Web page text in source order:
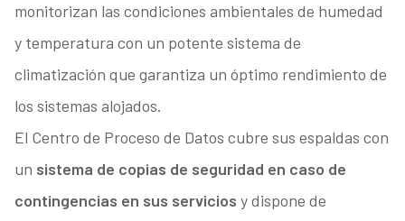
monitorizan las condiciones ambientales de humedad
y temperatura con un potente sistema de
climatización que garantiza un óptimo rendimiento de
los sistemas alojados.
El Centro de Proceso de Datos cubre sus espaldas con
un sistema de copias de seguridad en caso de
contingencias en sus servicios y dispone de